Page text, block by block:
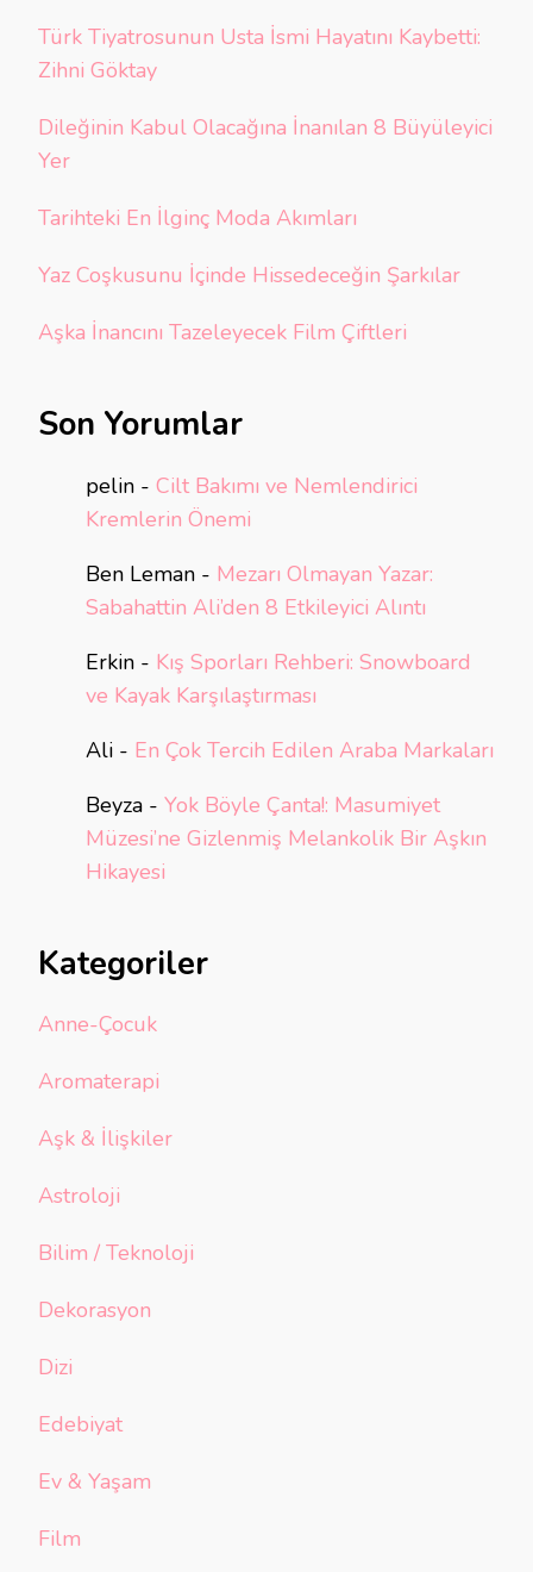
Türk Tiyatrosunun Usta İsmi Hayatını Kaybetti:
Zihni Göktay
Dileğinin Kabul Olacağına İnanılan 8 Büyüleyici
Yer
Tarihteki En İlginç Moda Akımları
Yaz Coşkusunu İçinde Hissedeceğin Şarkılar
Aşka İnancını Tazeleyecek Film Çiftleri
Son Yorumlar
pelin - Cilt Bakımı ve Nemlendirici
Kremlerin Önemi
Ben Leman - Mezarı Olmayan Yazar:
Sabahattin Ali’den 8 Etkileyici Alıntı
Erkin - Kış Sporları Rehberi: Snowboard
ve Kayak Karşılaştırması
Ali - En Çok Tercih Edilen Araba Markaları
Beyza - Yok Böyle Çanta!: Masumiyet
Müzesi’ne Gizlenmiş Melankolik Bir Aşkın
Hikayesi
Kategoriler
Anne-Çocuk
Aromaterapi
Aşk & İlişkiler
Astroloji
Bilim / Teknoloji
Dekorasyon
Dizi
Edebiyat
Ev & Yaşam
Film